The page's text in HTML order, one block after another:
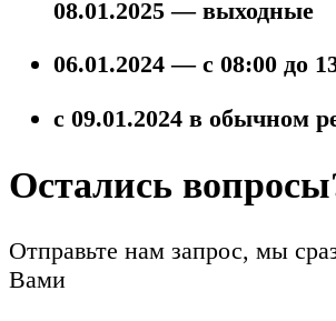
08.01.2025 — выходные
06.01.2024 — с 08:00 до
с 09.01.2024 в обычном
Остались
Отправьте нам запрос, мы
Вами